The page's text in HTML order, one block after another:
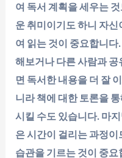
여 독서 계획을 세우는
운 취미이기도 하니 자
여 읽는 것이 중요합니
해보거나 다른 사람과
면 독서한 내용을 더 잘
니라 책에 대한 토론을
시킬 수도 있습니다. 마
은 시간이 걸리는 과정
습관을 기르는 것이 중요